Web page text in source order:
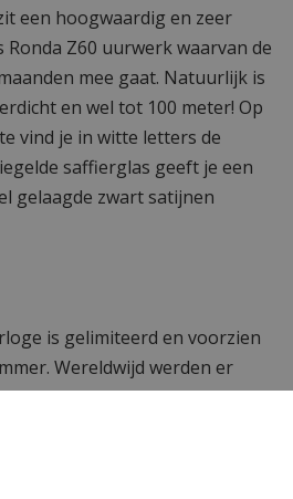
een hoogwaardig en zeer
Z60 uurwerk waarvan de
mee gaat. Natuurlijk is
en wel tot 100 meter! Op
vind je in witte letters de
saffierglas geeft je een
gelaagde zwart satijnen
is gelimiteerd en voorzien
Wereldwijd werden er
dus elk model is een uniek TW